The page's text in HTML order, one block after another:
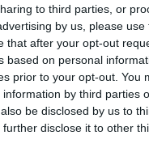
to third parties, or
by us, please
that after your opt-out
based on personal
prior to your opt-out. You
by third parties
be disclosed by us to
disclose it to other